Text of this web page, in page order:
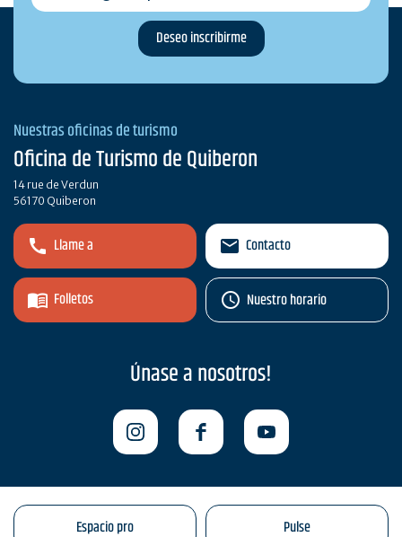
Nuestras oficinas de turismo
Oficina de Turismo de Quiberon
14 rue de Verdun
56170 Quiberon
Llame a
Folletos
Contacto
Nuestro horario
Únase a nosotros!
Espacio pro Pulse